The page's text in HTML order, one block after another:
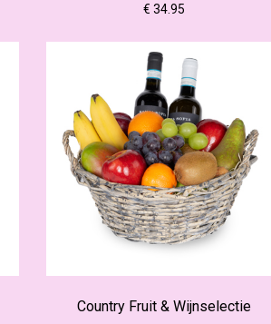
€ 34.95
Country Fruit & Wijnselectie